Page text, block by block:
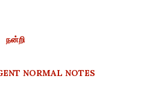
நன்றி
NORMAL NOTES